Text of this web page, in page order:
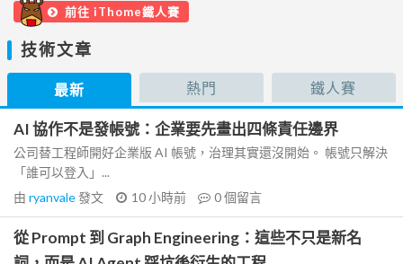
前往 iThome鐵人賽
技術文章
最新 熱門 鐵人賽
AI 協作不是發帳號：企業要先畫出四條責任邊界
公司替工程師開好企業版 AI 帳號，治理其實還沒開始。 帳號只解決
「誰可以登入」...
由 ryanvale發文 10 小時前 0個留言
從 Prompt 到 Graph Engineering：這些不只是新名